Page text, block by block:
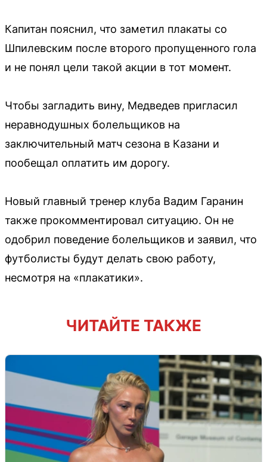
Капитан пояснил, что заметил плакаты со
Шпилевским после второго пропущенного гола
и не понял цели такой акции в тот момент.
Чтобы загладить вину, Медведев пригласил
неравнодушных болельщиков на
заключительный матч сезона в Казани и
пообещал оплатить им дорогу.
Новый главный тренер клуба Вадим Гаранин
также прокомментировал ситуацию. Он не
одобрил поведение болельщиков и заявил, что
футболисты будут делать свою работу,
несмотря на «плакатики».
ЧИТАЙТЕ ТАКЖЕ